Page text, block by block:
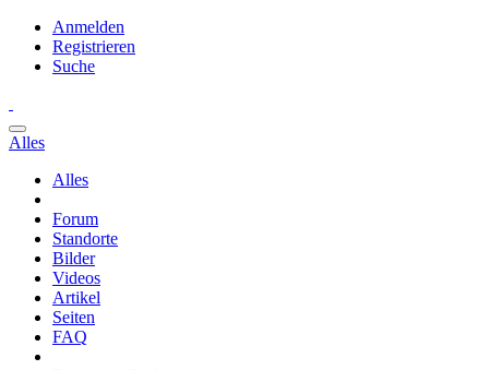
Anmelden
Registrieren
Suche
Alles
Alles
Forum
Standorte
Bilder
Videos
Artikel
Seiten
FAQ